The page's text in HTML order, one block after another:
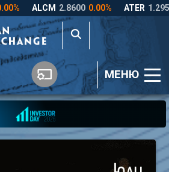
МЕНЮ